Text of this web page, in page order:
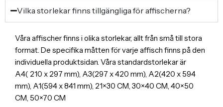
Vilka storlekar finns tillgängliga för affischerna?
Våra affischer finns i olika storlekar, allt från små till stora
format. De specifika måtten för varje affisch finns på den
individuella produktsidan. Våra standardstorlekar är
A4( 210 x 297 mm), A3(297 x 420 mm), A2(420 x 594
mm), A1(594 x 841 mm), 21×30 CM, 30×40 CM, 40×50
CM, 50×70 CM